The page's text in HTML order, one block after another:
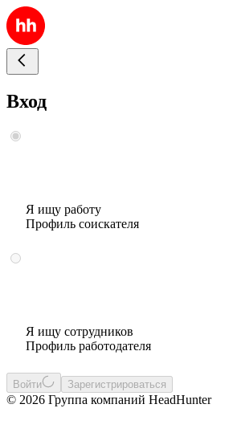
Вход
Я ищу работу
Профиль соискателя
Я ищу сотрудников
Профиль работодателя
Войти Зарегистрироваться
© 2026 Группа компаний HeadHunter